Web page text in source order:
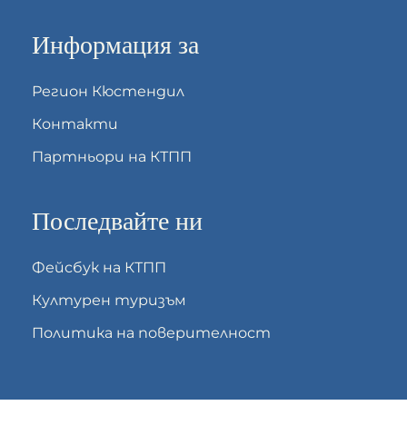
Информация за
Регион Кюстендил
Контакти
Партньори на КТПП
Последвайте ни
Фейсбук на КТПП
Културен туризъм
Политика на поверителност